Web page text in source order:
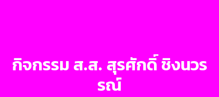
กิจกรรม ส.ส. สุรศักดิ์ ชิงนวร
รณ์